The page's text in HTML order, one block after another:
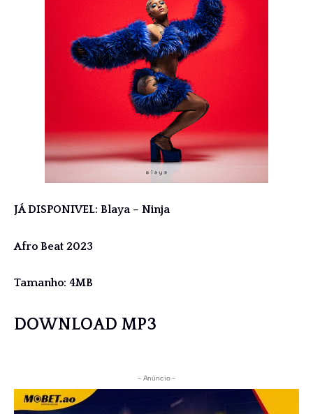
JÁ DISPONIVEL: Blaya – Ninja
Afro Beat 2023
Tamanho: 4MB
DOWNLOAD MP3
- Anúncio -